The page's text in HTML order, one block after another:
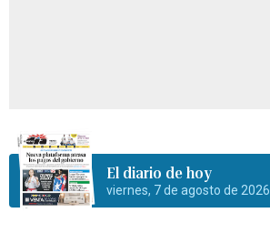
El diario de hoy
viernes, 7 de agosto de 2026